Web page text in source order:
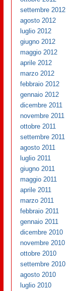
settembre 2012
agosto 2012
luglio 2012
giugno 2012
maggio 2012
aprile 2012
marzo 2012
febbraio 2012
gennaio 2012
dicembre 2011
novembre 2011
ottobre 2011
settembre 2011
agosto 2011
luglio 2011
giugno 2011
maggio 2011
aprile 2011
marzo 2011
febbraio 2011
gennaio 2011
dicembre 2010
novembre 2010
ottobre 2010
settembre 2010
agosto 2010
luglio 2010